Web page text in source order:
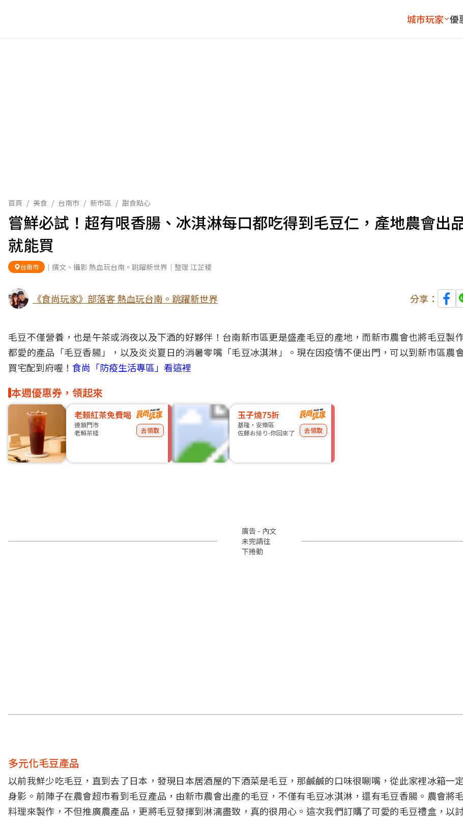
城市玩家 優
首頁 / 美食 / 台南市 / 新市區 / 甜食點心
嘗鮮必試！超有哏香腸、冰淇淋每口都吃得到毛豆仁，產地農會出
就能買
台南市 ｜撰文、攝影 熱血玩台南。跳躍新世界｜整理 江芷稜
《食尚玩家》部落客 熱血玩台南。跳躍新世界 分享：
毛豆不僅營養，也是午茶或消夜以及下酒的好夥伴！ 台南新市區更是盛產毛豆的產地，而新市農會也將毛豆製
都愛的產品「毛豆香腸 」，以及炎炎夏日的消暑零嘴「毛豆冰淇淋 」。現在因疫情不便出門，可以到新市區農
買宅配到府喔！ 食尚「防疫生活專區」看這裡
本週優惠券，領起來
老賴紅茶免費喝
連鎖門市
老賴茶棧
去領取
玉子燒75折
基隆・安樂區
佐藤お帰り-你回來了
去領取
廣告 - 內文
未完請往
下捲動
多元化毛豆產品
以前我鮮少吃毛豆，直到去了日本，發現日本居酒屋的下酒菜是毛豆，那鹹鹹的口味很唰嘴，從此家裡冰箱一
身影。前陣子在農會超市看到毛豆產品，由新市農會出產的毛豆，不僅有毛豆冰淇淋，還有毛豆香腸。農會將
料理來製作，不但推廣農產品，更將毛豆發揮到淋漓盡致，真的很用心。這次我們訂購了可愛的毛豆禮盒，以